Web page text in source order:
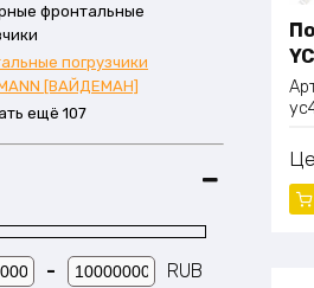
фронтальные
погрузчики
[ВАЙДЕМАН]
ещё 107
Мин. цена
- Макс. ценаRUB